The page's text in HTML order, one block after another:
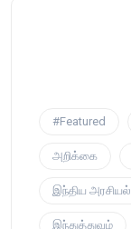
#Featured
அறிக்கை
இந்திய அரசியல்
இந்துத்துவம்